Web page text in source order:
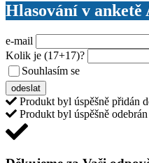
Hlasování v anketě
e-mail
Kolik je (17+17)?
Souhlasím se
odeslat
Produkt byl úspěšně přidán
Produkt byl úspěšně